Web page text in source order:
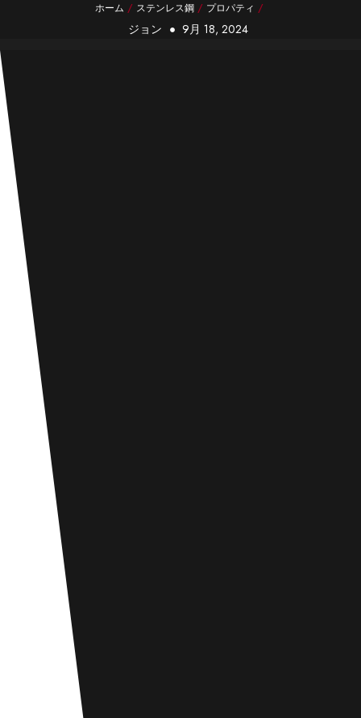
ホーム / ステンレス鋼/ プロパティ /
ジョン 9月 18, 2024